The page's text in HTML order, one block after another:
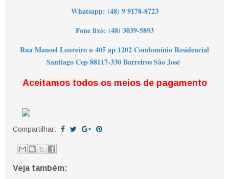
Whatsapp: (48) 9 9178-8723
Fone fixo: (48) 3039-5893
Rua Manoel Loureiro n 405 ap 1202 Condomínio Residencial
Santiago Cep 88117-330 Barreiros São José
Aceitamos todos os meios de pagamento
Compartilhar:
Veja também: